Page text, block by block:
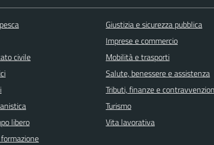
civile
libero
Giustizia e sicurezza pubblica
Imprese e commercio
Mobilità e trasporti
Salute, benessere e assistenza
Tributi, finanze e
Turismo
Vita lavorativa